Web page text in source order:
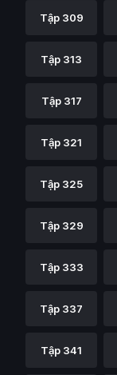
Tập 309
Tập 313
Tập 317
Tập 321
Tập 325
Tập 329
Tập 333
Tập 337
Tập 341